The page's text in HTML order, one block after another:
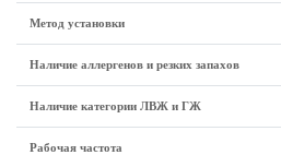
Метод установки
Наличие аллергенов и резких запахов
Наличие категории ЛВЖ и ГЖ
Рабочая частота